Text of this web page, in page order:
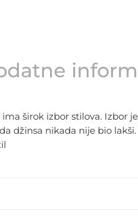
širok izbor stilova. Izbor
džinsa nikada nije bio